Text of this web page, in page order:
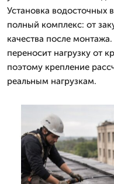
Установка водосточных
полный комплекс: от
качества после
переносит нагрузку от
поэтому крепление
реальным нагрузкам.